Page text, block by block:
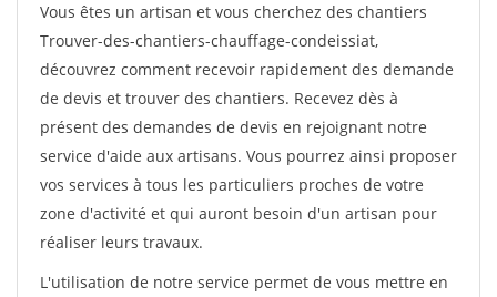
Vous êtes un artisan et vous cherchez des chantiers
Trouver-des-chantiers-chauffage-condeissiat,
découvrez comment recevoir rapidement des demande
de devis et trouver des chantiers. Recevez dès à
présent des demandes de devis en rejoignant notre
service d'aide aux artisans. Vous pourrez ainsi proposer
vos services à tous les particuliers proches de votre
zone d'activité et qui auront besoin d'un artisan pour
réaliser leurs travaux.
L'utilisation de notre service permet de vous mettre en